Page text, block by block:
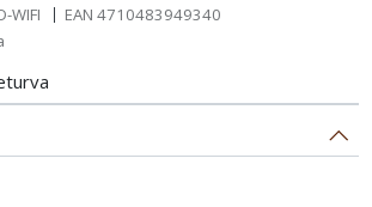
WIFI EAN 4710483949340